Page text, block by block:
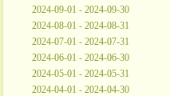
2024-09-01 - 2024-09-30
2024-08-01 - 2024-08-31
2024-07-01 - 2024-07-31
2024-06-01 - 2024-06-30
2024-05-01 - 2024-05-31
2024-04-01 - 2024-04-30